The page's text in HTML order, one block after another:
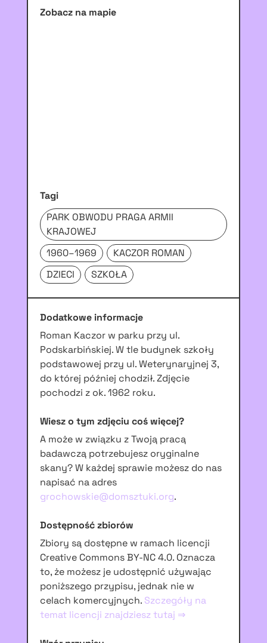
Zobacz na mapie
Tagi
PARK OBWODU PRAGA ARMII
KRAJOWEJ
1960–1969
KACZOR ROMAN
DZIECI
SZKOŁA
Dodatkowe informacje
Roman Kaczor w parku przy ul.
Podskarbińskiej. W tle budynek szkoły
podstawowej przy ul. Weterynaryjnej 3,
do której później chodził. Zdjęcie
pochodzi z ok. 1962 roku.
Wiesz o tym zdjęciu coś więcej?
A może w związku z Twoją pracą
badawczą potrzebujesz oryginalne
skany? W każdej sprawie możesz do nas
napisać na adres
grochowskie@domsztuki.org.
Dostępność zbiorów
Zbiory są dostępne w ramach licencji
Creative Commons BY-NC 4.0. Oznacza
to, że możesz je udostępnić używając
poniższego przypisu, jednak nie w
celach komercyjnych. Szczegóły na
temat licencji znajdziesz tutaj ⇒